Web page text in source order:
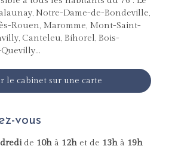
Notre-Dame-de-Bondeville,
Rouen, Maromme, Mont-Saint-
Canteleu, Bihorel, Bois-
le cabinet sur une carte
vous
de 10hà 12het de 13hà 19h